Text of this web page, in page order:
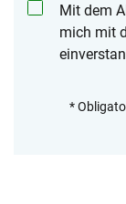
Mit dem
mich mit
*